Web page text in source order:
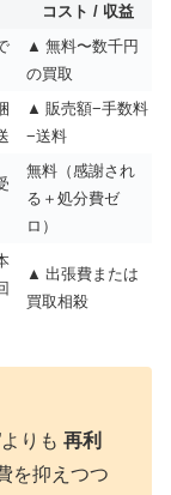
コスト / 収益
▲ 無料〜数千円
の買取
▲ 販売額−手数料
−送料
無料（感謝され
る＋処分費ゼ
ロ）
▲ 出張費または
買取相殺
よりも再利
を抑えつつ